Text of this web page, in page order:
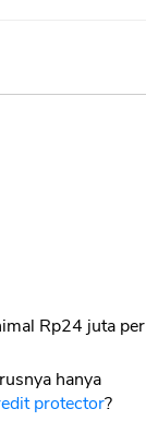
Rp24 juta per
hanya
protector?